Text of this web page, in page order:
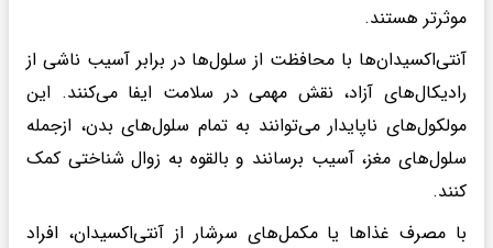
موثرتر هستند.
آنتی‌اکسیدان‌ها با محافظت از سلول‌ها در برابر آسیب ناشی از
رادیکال‌های آزاد، نقش مهمی در سلامت ایفا می‌کنند. این
مولکول‌های ناپایدار می‌توانند به تمام سلول‌های بدن، ازجمله
سلول‌های مغز، آسیب برسانند و بالقوه به زوال شناختی کمک
کنند.
با مصرف غذاها یا مکمل‌های سرشار از آنتی‌اکسیدان، افراد